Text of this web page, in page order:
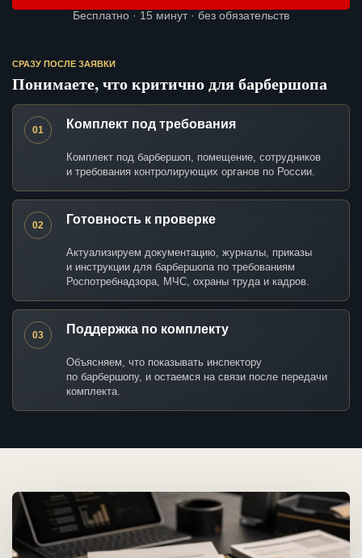
Бесплатно · 15 минут · без обязательств
СРАЗУ ПОСЛЕ ЗАЯВКИ
Понимаете, что критично для барбершопа
01 Комплект под требования
Комплект под барбершоп, помещение, сотрудников
и требования контролирующих органов по России.
02 Готовность к проверке
Актуализируем документацию, журналы, приказы
и инструкции для барбершопа по требованиям
Роспотребнадзора, МЧС, охраны труда и кадров.
03 Поддержка по комплекту
Объясняем, что показывать инспектору
по барбершопу, и остаемся на связи после передачи
комплекта.